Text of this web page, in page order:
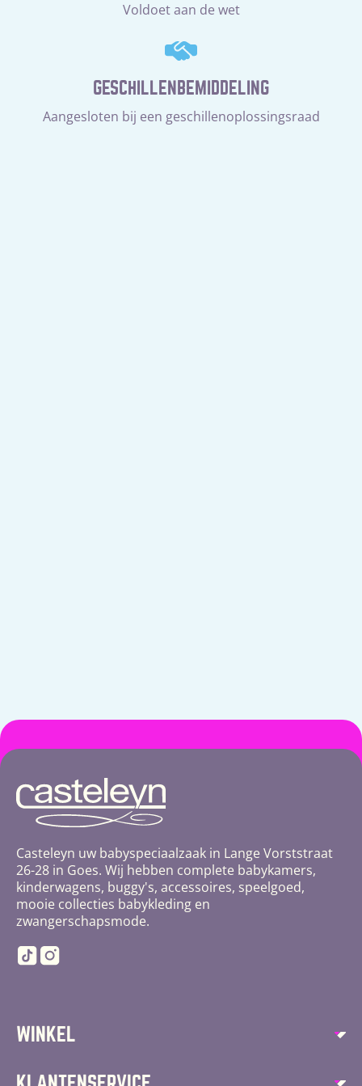
Voldoet aan de wet
GESCHILLENBEMIDDELING
Aangesloten bij een geschillenoplossingsraad
Casteleyn uw babyspeciaalzaak in Lange Vorststraat
26-28 in Goes. Wij hebben complete babykamers,
kinderwagens, buggy's, accessoires, speelgoed,
mooie collecties babykleding en
zwangerschapsmode.
TikTokInstagram
WINKEL
Autostoelen